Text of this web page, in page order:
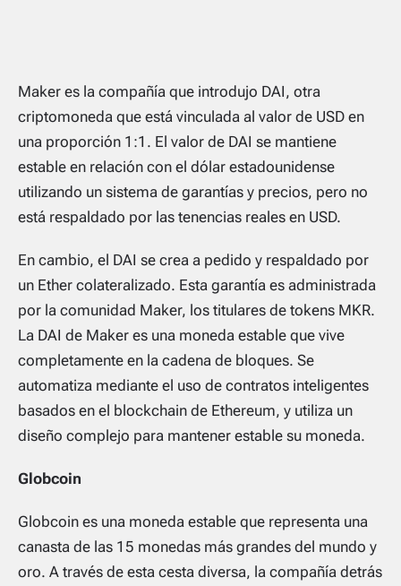
Maker es la compañía que introdujo DAI, otra
criptomoneda que está vinculada al valor de USD en
una proporción 1:1. El valor de DAI se mantiene
estable en relación con el dólar estadounidense
utilizando un sistema de garantías y precios, pero no
está respaldado por las tenencias reales en USD.
En cambio, el DAI se crea a pedido y respaldado por
un Ether colateralizado. Esta garantía es administrada
por la comunidad Maker, los titulares de tokens MKR.
La DAI de Maker es una moneda estable que vive
completamente en la cadena de bloques. Se
automatiza mediante el uso de contratos inteligentes
basados ​​en el blockchain de Ethereum, y utiliza un
diseño complejo para mantener estable su moneda.
Globcoin
Globcoin es una moneda estable que representa una
canasta de las 15 monedas más grandes del mundo y
oro. A través de esta cesta diversa, la compañía detrás